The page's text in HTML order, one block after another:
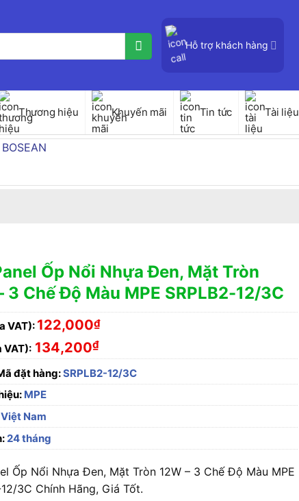
Hỗ trợ khách hàng
Thương hiệu Khuyến mãi Tin tức Tài liệu
Ốp Nổi Nhựa Đen, Mặt Tròn
3 Chế Độ Màu MPE SRPLB2-12/3C
VAT): 122,000₫
VAT): 134,200₫
đặt hàng:SRPLB2-12/3C
MPE
Việt Nam
24 tháng
Ốp Nổi Nhựa Đen, Mặt Tròn 12W – 3 Chế Độ Màu MPE
12/3C Chính Hãng, Giá Tốt.